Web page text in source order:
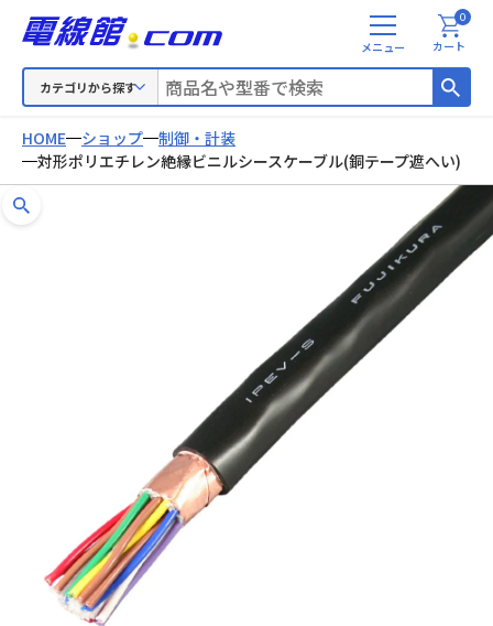
カテゴリから探す
メ
ニ
カート
0
HOME ショップ
制御・計装
対形ポリエチレン絶縁ビニルシースケーブル(銅テープ遮へい)